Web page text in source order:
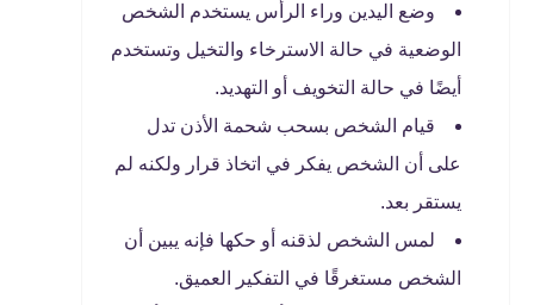
وضع اليدين وراء الرأس يستخدم الشخص
الوضعية في حالة الاسترخاء والتخيل وتستخدم
أيضًا في حالة التخويف أو التهديد.
قيام الشخص بسحب شحمة الأذن تدل
على أن الشخص يفكر في اتخاذ قرار ولكنه لم
يستقر بعد.
لمس الشخص لذقنه أو حكها فإنه يبين أن
الشخص مستغرقًا في التفكير العميق.